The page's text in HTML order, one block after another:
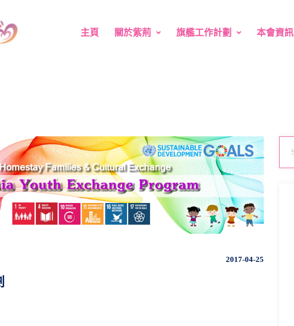
主頁 關於紫荊 旗艦工作計劃 本會資訊
2017-04-25